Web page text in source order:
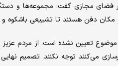
مجازی گفت: مجموعه‌ها و
مکان دفن هستند تا تشییعی باشکوه و
تعیین نشده است. از مردم عزیز
می‌کنند توجه نکنند. تصمیم